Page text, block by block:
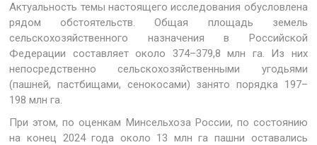
Актуальность темы настоящего исследования обусловлена
рядом обстоятельств. Общая площадь земель
сельскохозяйственного назначения в Российской
Федерации составляет около 374–379,8 млн га. Из них
непосредственно сельскохозяйственными угодьями
(пашней, пастбищами, сенокосами) занято порядка 197–
198 млн га.
При этом, по оценкам Минсельхоза России, по состоянию
на конец 2024 года около 13 млн га пашни оставались